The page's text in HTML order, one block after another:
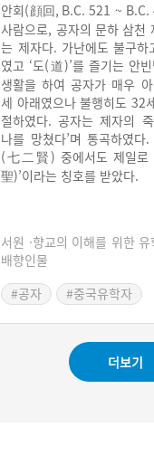
안회(顔回, B.C. 521 ~
사람으로, 공자의 문하 삼천
는 제자다. 가난에도 불구하
였고 ‘도(道)’를 즐기는 안
생활을 하여 공자가 매우
세 아래였으나 불행히도 32
절하였다. 공자는 제자의
나를 망쳤다’며 통곡하였
(七二賢) 중에서도 제일로
聖)’이라는 칭호를 받았다.
서원 ·향교의 이해를 위한
배향인물
#공자
#중국유학자
더보기